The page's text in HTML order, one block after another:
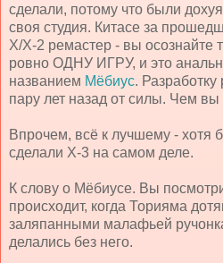
сделали, потому что были
своя студия. Китасе за
Х/Х-2 ремастер - вы осознайте
ровно ОДНУ ИГРУ, и это
названием Мёбиус.
пару лет назад от силы. Чем
Впрочем, всё к лучшему - хотя
сделали Х-3 на самом деле.
К слову о Мёбиусе. Вы
происходит, когда Торияма
заляпанными малафьей
делались без него.